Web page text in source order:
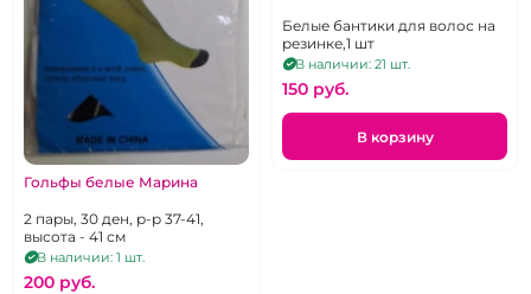
Гольфы белые Марина
2 пары, 30 ден, р-р 37-41,
высота - 41 см
В наличии: 1 шт.
200 pуб.
Белые бантики для волос на
резинке,1 шт
В наличии: 21 шт.
150 pуб.
В корзину